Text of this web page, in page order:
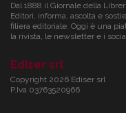
Dal 1888 il Giornale della
Editori, informa, ascolta e
filiera editoriale. Oggi è una
la rivista, le newsletter e i
Ediser srl
Copyright 2026 Ediser srl
P.Iva 03763520966